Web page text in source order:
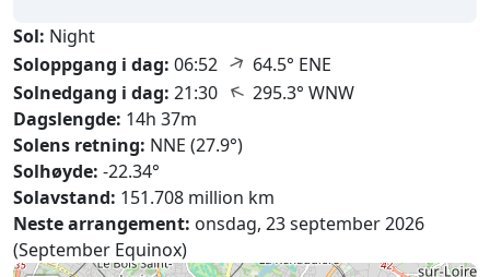
Sol: Night
Soloppgang i dag: 06:52 ↑ 64.5° ENE
Solnedgang i dag: 21:30 ↑ 295.3° WNW
Dagslengde: 14h 37m
Solens retning: NNE (27.9°)
Solhøyde: -22.34°
Solavstand: 151.708 million km
Neste arrangement: onsdag, 23 september 2026
(September Equinox)